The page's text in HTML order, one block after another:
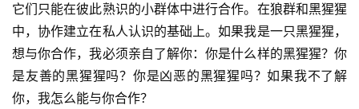
它们只能在彼此熟识的小群体中进行合作。在狼群和黑猩猩
中，协作建立在私人认识的基础上。如果我是一只黑猩猩，
想与你合作，我必须亲自了解你：你是什么样的黑猩猩？你
是友善的黑猩猩吗？你是凶恶的黑猩猩吗？如果我不了解
你，我怎么能与你合作？